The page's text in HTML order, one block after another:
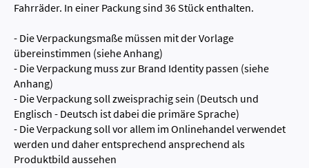
Fahrräder. In einer Packung sind 36 Stück enthalten.
- Die Verpackungsmaße müssen mit der Vorlage
übereinstimmen (siehe Anhang)
- Die Verpackung muss zur Brand Identity passen (siehe
Anhang)
- Die Verpackung soll zweisprachig sein (Deutsch und
Englisch - Deutsch ist dabei die primäre Sprache)
- Die Verpackung soll vor allem im Onlinehandel verwendet
werden und daher entsprechend ansprechend als
Produktbild aussehen